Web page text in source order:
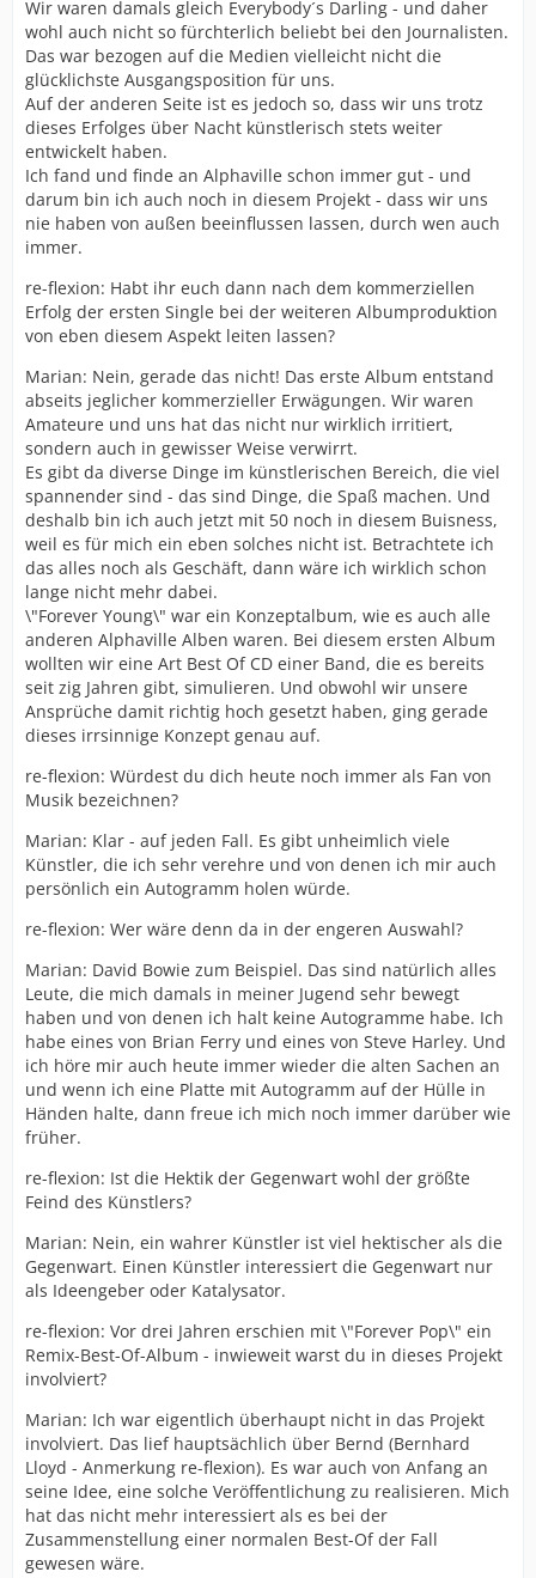
Wir waren damals gleich Everybody´s Darling - und daher
wohl auch nicht so fürchterlich beliebt bei den Journalisten.
Das war bezogen auf die Medien vielleicht nicht die
glücklichste Ausgangsposition für uns.
Auf der anderen Seite ist es jedoch so, dass wir uns trotz
dieses Erfolges über Nacht künstlerisch stets weiter
entwickelt haben.
Ich fand und finde an Alphaville schon immer gut - und
darum bin ich auch noch in diesem Projekt - dass wir uns
nie haben von außen beeinflussen lassen, durch wen auch
immer.
re-flexion: Habt ihr euch dann nach dem kommerziellen
Erfolg der ersten Single bei der weiteren Albumproduktion
von eben diesem Aspekt leiten lassen?
Marian: Nein, gerade das nicht! Das erste Album entstand
abseits jeglicher kommerzieller Erwägungen. Wir waren
Amateure und uns hat das nicht nur wirklich irritiert,
sondern auch in gewisser Weise verwirrt.
Es gibt da diverse Dinge im künstlerischen Bereich, die viel
spannender sind - das sind Dinge, die Spaß machen. Und
deshalb bin ich auch jetzt mit 50 noch in diesem Buisness,
weil es für mich ein eben solches nicht ist. Betrachtete ich
das alles noch als Geschäft, dann wäre ich wirklich schon
lange nicht mehr dabei.
\"Forever Young\" war ein Konzeptalbum, wie es auch alle
anderen Alphaville Alben waren. Bei diesem ersten Album
wollten wir eine Art Best Of CD einer Band, die es bereits
seit zig Jahren gibt, simulieren. Und obwohl wir unsere
Ansprüche damit richtig hoch gesetzt haben, ging gerade
dieses irrsinnige Konzept genau auf.
re-flexion: Würdest du dich heute noch immer als Fan von
Musik bezeichnen?
Marian: Klar - auf jeden Fall. Es gibt unheimlich viele
Künstler, die ich sehr verehre und von denen ich mir auch
persönlich ein Autogramm holen würde.
re-flexion: Wer wäre denn da in der engeren Auswahl?
Marian: David Bowie zum Beispiel. Das sind natürlich alles
Leute, die mich damals in meiner Jugend sehr bewegt
haben und von denen ich halt keine Autogramme habe. Ich
habe eines von Brian Ferry und eines von Steve Harley. Und
ich höre mir auch heute immer wieder die alten Sachen an
und wenn ich eine Platte mit Autogramm auf der Hülle in
Händen halte, dann freue ich mich noch immer darüber wie
früher.
re-flexion: Ist die Hektik der Gegenwart wohl der größte
Feind des Künstlers?
Marian: Nein, ein wahrer Künstler ist viel hektischer als die
Gegenwart. Einen Künstler interessiert die Gegenwart nur
als Ideengeber oder Katalysator.
re-flexion: Vor drei Jahren erschien mit \"Forever Pop\" ein
Remix-Best-Of-Album - inwieweit warst du in dieses Projekt
involviert?
Marian: Ich war eigentlich überhaupt nicht in das Projekt
involviert. Das lief hauptsächlich über Bernd (Bernhard
Lloyd - Anmerkung re-flexion). Es war auch von Anfang an
seine Idee, eine solche Veröffentlichung zu realisieren. Mich
hat das nicht mehr interessiert als es bei der
Zusammenstellung einer normalen Best-Of der Fall
gewesen wäre.